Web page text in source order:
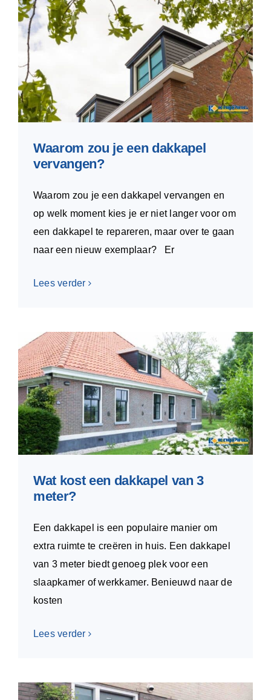
Waarom zou je een dakkapel
vervangen?
Waarom zou je een dakkapel vervangen en
op welk moment kies je er niet langer voor om
een dakkapel te repareren, maar over te gaan
naar een nieuw exemplaar? Er
Lees verder
Wat kost een dakkapel van 3
meter?
Een dakkapel is een populaire manier om
extra ruimte te creëren in huis. Een dakkapel
van 3 meter biedt genoeg plek voor een
slaapkamer of werkkamer. Benieuwd naar de
kosten
Lees verder